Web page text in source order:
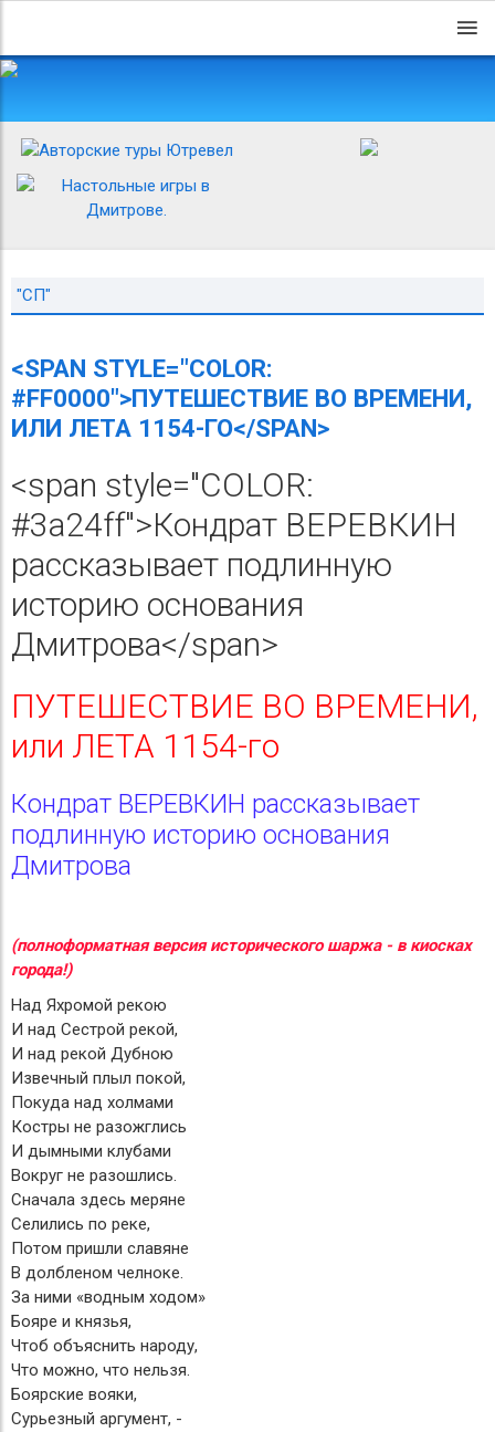
"СП"
<SPAN STYLE="COLOR:
#FF0000">ПУТЕШЕСТВИЕ ВО ВРЕМЕНИ,
ИЛИ ЛЕТА 1154-ГО</SPAN>
<span style="COLOR:
#3a24ff">Кондрат ВЕРЕВКИН
рассказывает подлинную
историю основания
Дмитрова</span>
ПУТЕШЕСТВИЕ ВО ВРЕМЕНИ,
или ЛЕТА 1154-го
Кондрат ВЕРЕВКИН рассказывает
подлинную историю основания
Дмитрова
(полноформатная версия исторического шаржа - в киосках
города!)
Над Яхромой рекою
И над Сестрой рекой,
И над рекой Дубною
Извечный плыл покой,
Покуда над холмами
Костры не разожглись
И дымными клубами
Вокруг не разошлись.
Сначала здесь меряне
Селились по реке,
Потом пришли славяне
В долбленом челноке.
За ними «водным ходом»
Бояре и князья,
Чтоб объяснить народу,
Что можно, что нельзя.
Боярские вояки,
Сурьезный аргумент, -